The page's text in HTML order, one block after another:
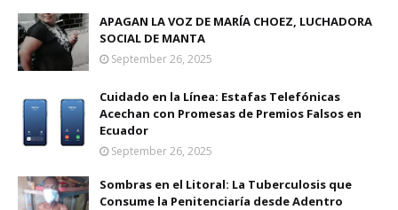
APAGAN LA VOZ DE MARÍA CHOEZ, LUCHADORA
SOCIAL DE MANTA
September 26, 2025
Cuidado en la Línea: Estafas Telefónicas
Acechan con Promesas de Premios Falsos en
Ecuador
September 26, 2025
Sombras en el Litoral: La Tuberculosis que
Consume la Penitenciaría desde Adentro